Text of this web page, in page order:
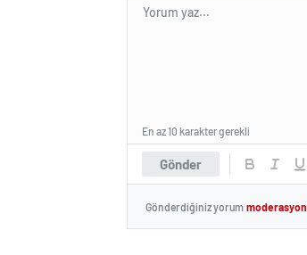
Gönder
En az 10 karakter gerekli
Gönderdiğiniz yorum moderasyon